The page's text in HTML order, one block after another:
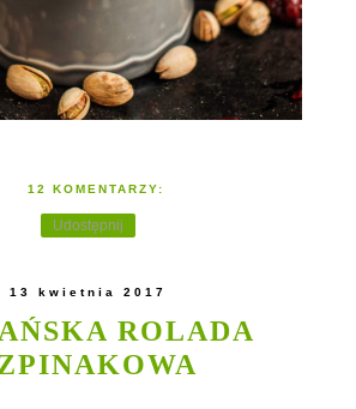
12 KOMENTARZY:
Udostępnij
13 kwietnia 2017
ROLADA